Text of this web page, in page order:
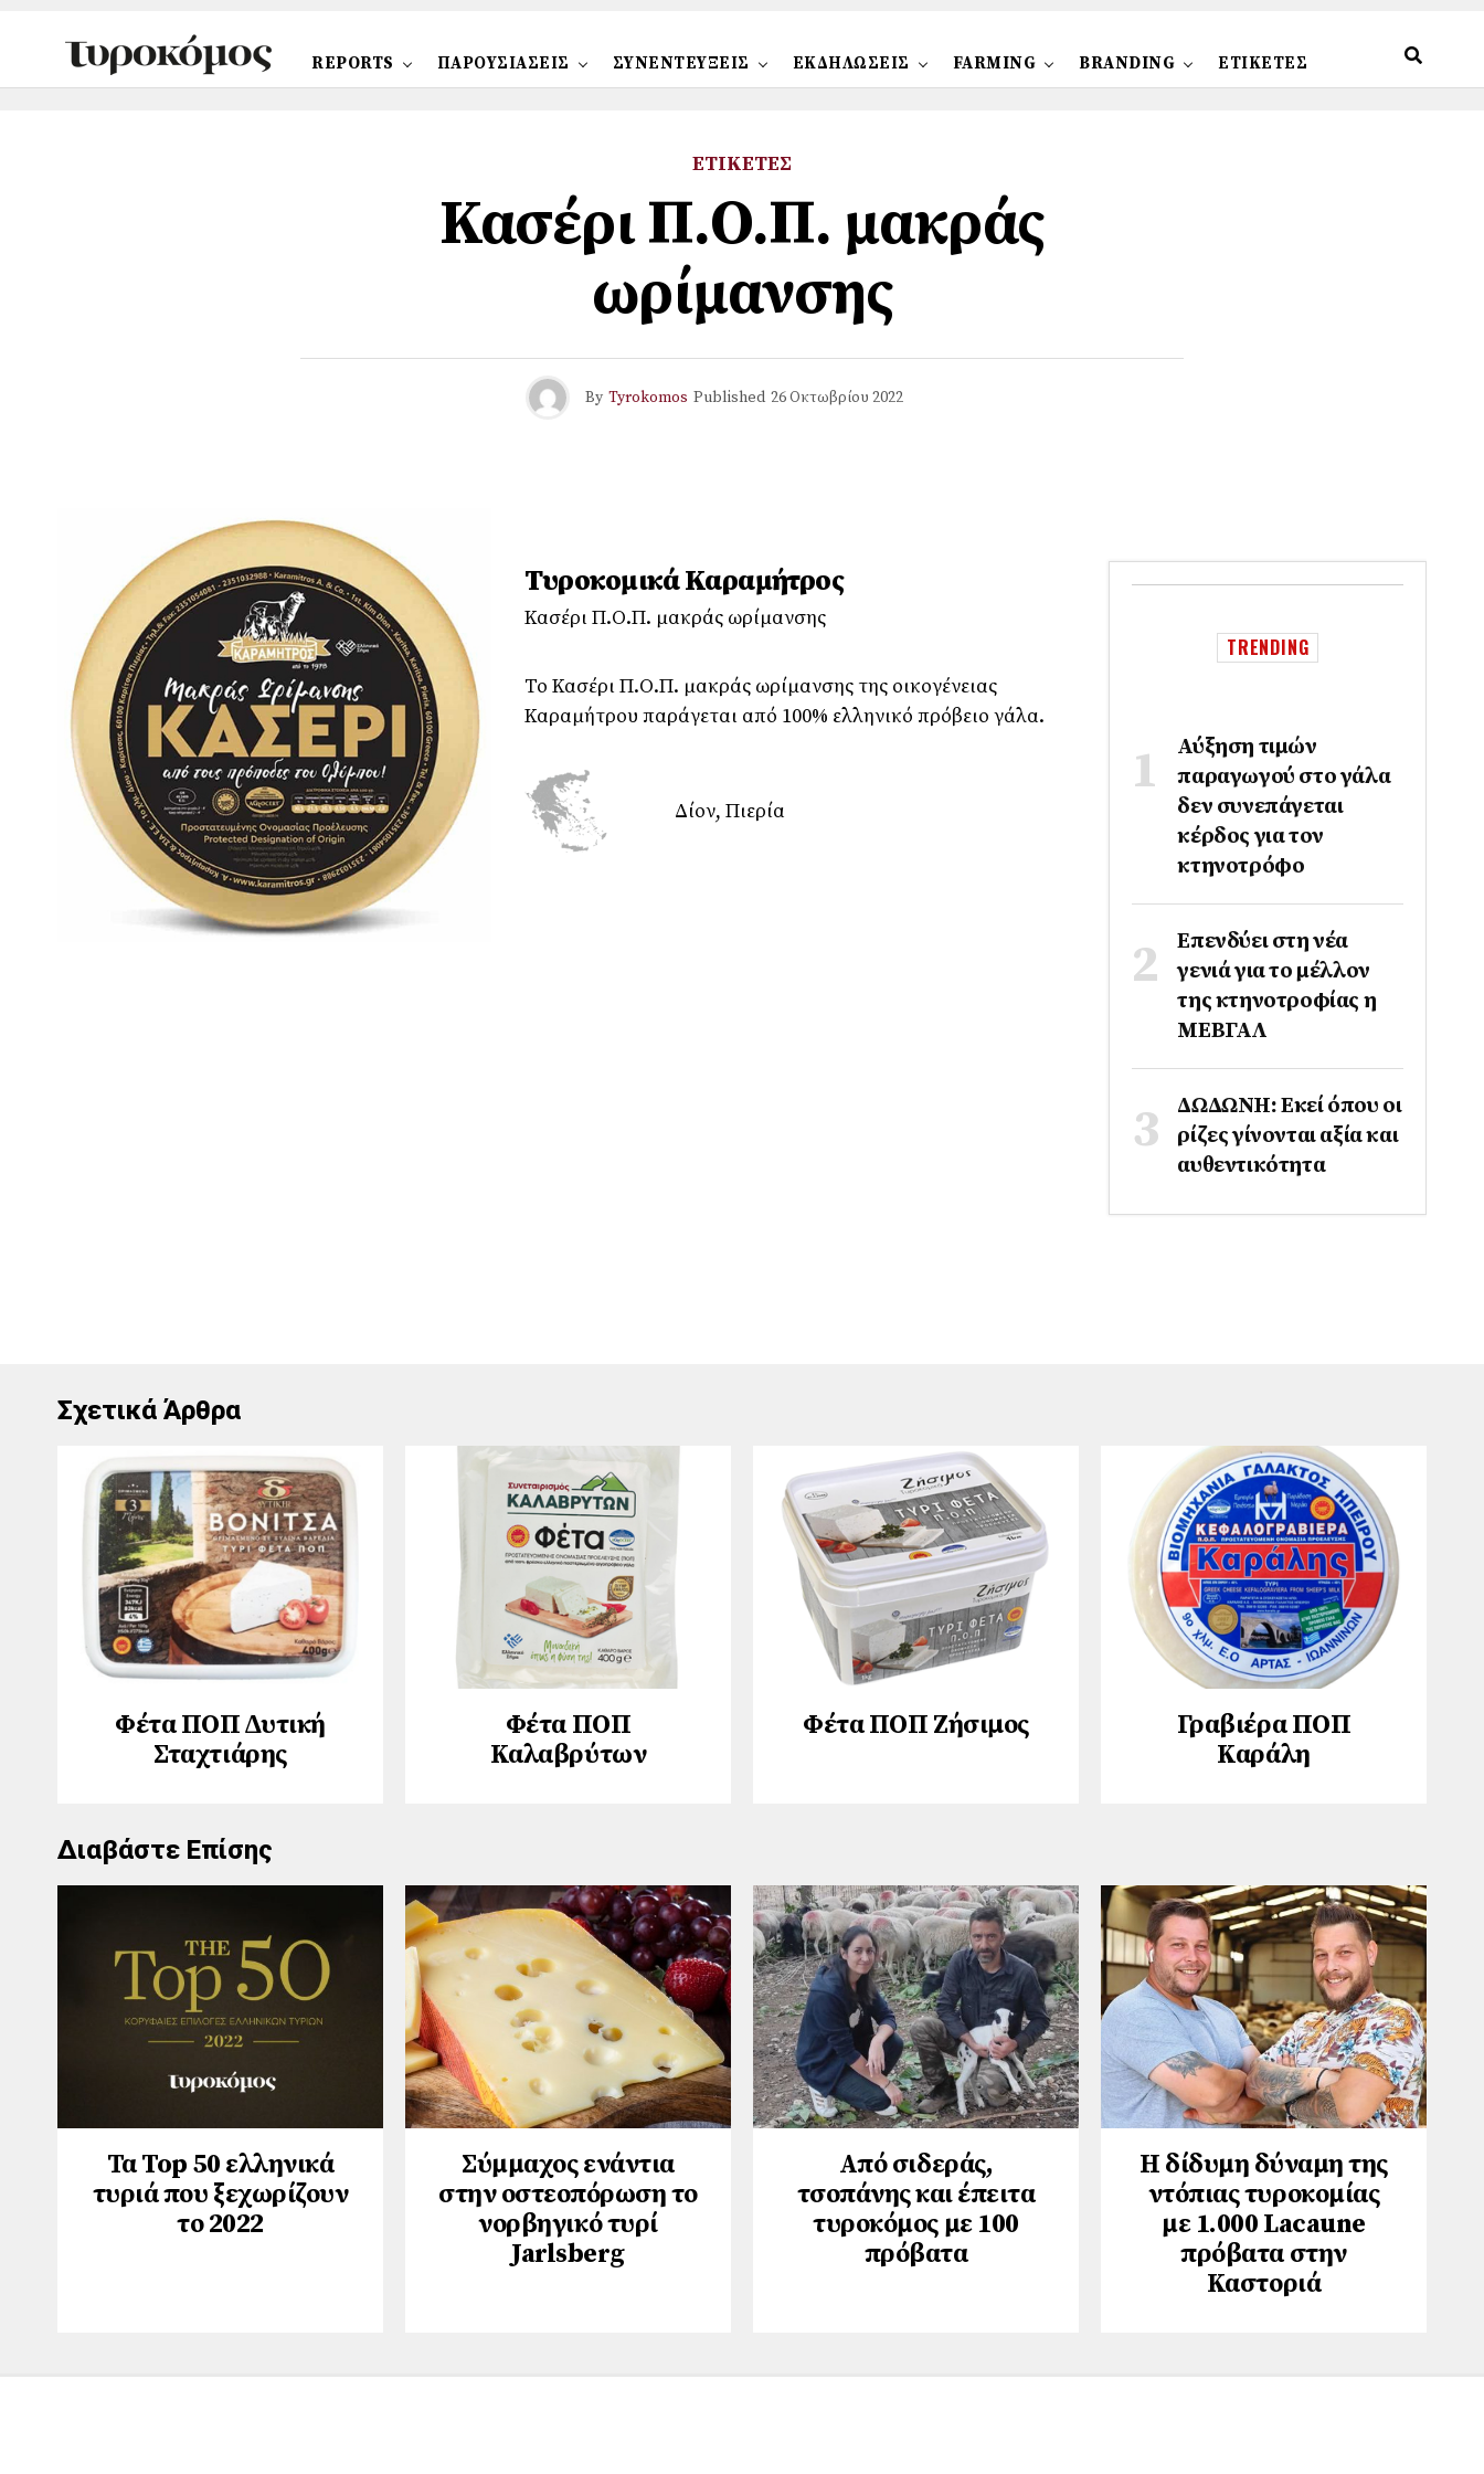
REPORTS ΠΑΡΟΥΣΙΑΣΕΙΣ ΣΥΝΕΝΤΕΥΞΕΙΣ ΕΚΔΗΛΩΣΕΙΣ FARMING BRANDING ΕΤΙΚΕΤΕΣ
ΕΤΙΚΕΤΕΣ
Κασέρι Π.Ο.Π. μακράς
ωρίμανσης
By Tyrokomos Published 26 Οκτωβρίου 2022
Τυροκομικά Καραμήτρος
Κασέρι Π.Ο.Π. μακράς ωρίμανσης
Το Κασέρι Π.Ο.Π. μακράς ωρίμανσης της οικογένειας
Καραμήτρου παράγεται από 100% ελληνικό πρόβειο γάλα.
Δίον, Πιερία
TRENDING
Αύξηση τιμών
παραγωγού στο γάλα
δεν συνεπάγεται
κέρδος για τον
κτηνοτρόφο
Επενδύει στη νέα
γενιά για το μέλλον
της κτηνοτροφίας η
ΜΕΒΓΑΛ
ΔΩΔΩΝΗ: Εκεί όπου οι
ρίζες γίνονται αξία και
αυθεντικότητα
Σχετικά Άρθρα
Φέτα ΠΟΠ ∆υτική
Σταχτιάρης
Φέτα ΠΟΠ
Καλαβρύτων
Φέτα ΠΟΠ Ζήσιµος
Γραβιέρα ΠΟΠ
Καράλη
Διαβάστε Επίσης
Τα Top 50 ελληνικά
τυριά που ξεχωρίζουν
το 2022
Σύμμαχος ενάντια
στην οστεοπόρωση το
νορβηγικό τυρί
Jarlsberg
Από σιδεράς,
τσοπάνης και έπειτα
τυροκόμος με 100
πρόβατα
Η δίδυμη δύναμη της
ντόπιας τυροκομίας
με 1.000 Lacaune
πρόβατα στην
Καστοριά